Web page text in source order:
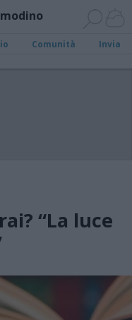
Comunità Invia
“La luce